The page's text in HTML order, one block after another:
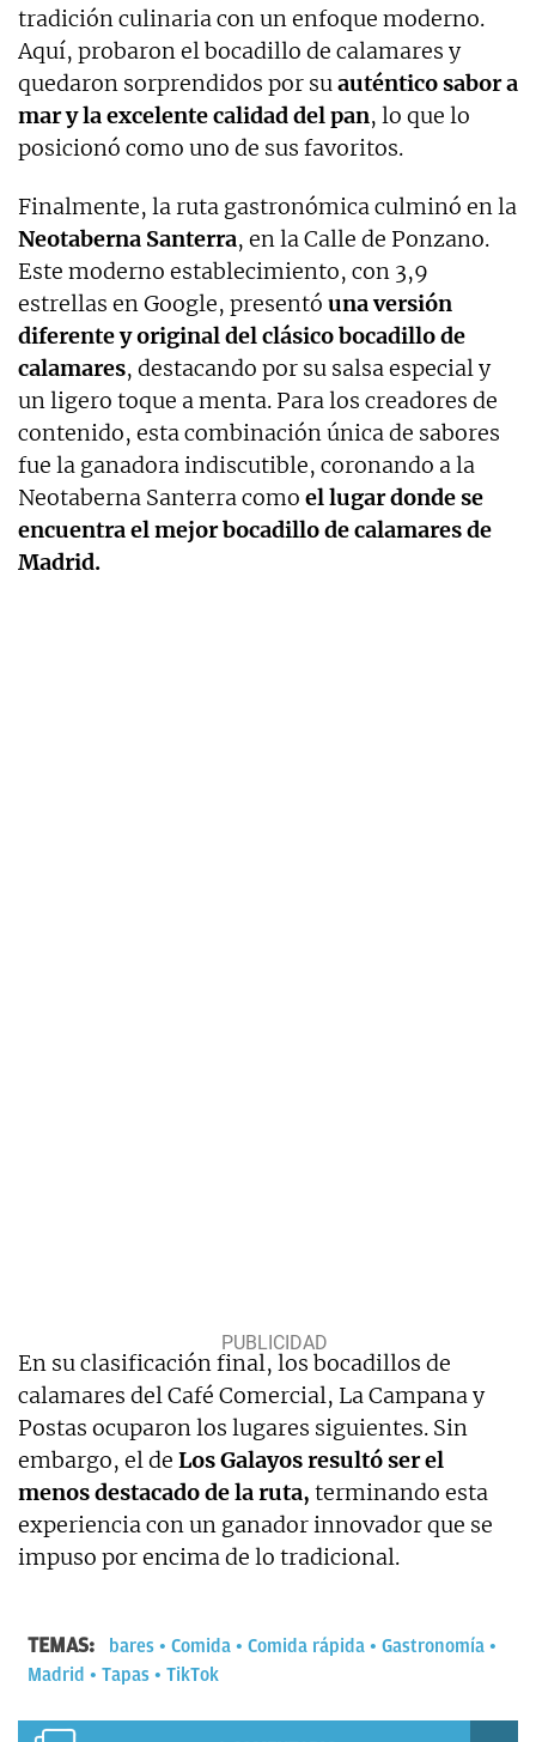
tradición culinaria con un enfoque moderno.
Aquí, probaron el bocadillo de calamares y
quedaron sorprendidos por suauténtico sabor a
mar y la excelente calidad del pan, lo que lo
posicionó como uno de sus favoritos.
Finalmente, la ruta gastronómica culminó en la
Neotaberna Santerra, en la Calle de Ponzano.
Este moderno establecimiento, con 3,9
estrellas en Google, presentó una versión
diferente y original del clásico bocadillo de
calamares, destacando por su salsa especial y
un ligero toque a menta. Para los creadores de
contenido, esta combinación única de sabores
fue la ganadora indiscutible, coronando a la
Neotaberna Santerra como el lugar donde se
encuentra el mejor bocadillo de calamares de
Madrid.
En su clasificación final, los bocadillos de
calamares del Café Comercial, La Campana y
Postas ocuparon los lugares siguientes. Sin
embargo, el de Los Galayos resultó ser el
menos destacado de la ruta, terminando esta
experiencia con un ganador innovador que se
impuso por encima de lo tradicional.
TEMAS: bares Comida Comida rápida
Gastronomía
Madrid
Tapas TikTok